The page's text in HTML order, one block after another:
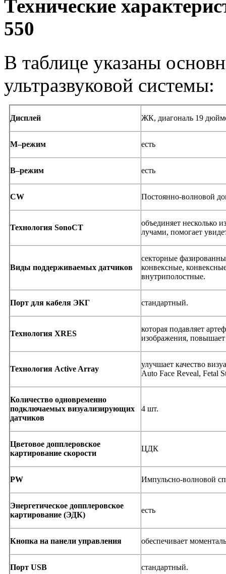
Технические
550
В таблице указаны
ультразвуковой системы:
Дисплей ЖК, диагональ 19
М–режим есть
В–режим есть
CW Постоянно-волновой
Технология SonoCT
объединяет несколько
лучами, помогает
Виды поддерживаемых датчиков
секторные
конвексные,
внутриполостные.
Порт для кабеля ЭКГ стандартный.
Технология XRES
которая подавляет
изображения, повышает
Технология Active Array
улучшает качество
Auto Face Reveal, Fetal
Количество одновременно
подключаемых визуализирующих
датчиков
4 шт.
Цветовое допплеровское
картирование скорости
ЦДК
PW Импульсно-волновой
Энергетическое допплеровское
картирование (ЭДК)
есть
Кнопка на панели управления обеспечивает
Порт USB стандартный.